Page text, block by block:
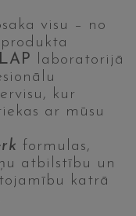
visu – no
laboratorijā
kur
ar mūsu
formulas,
atbilstību un
katrā